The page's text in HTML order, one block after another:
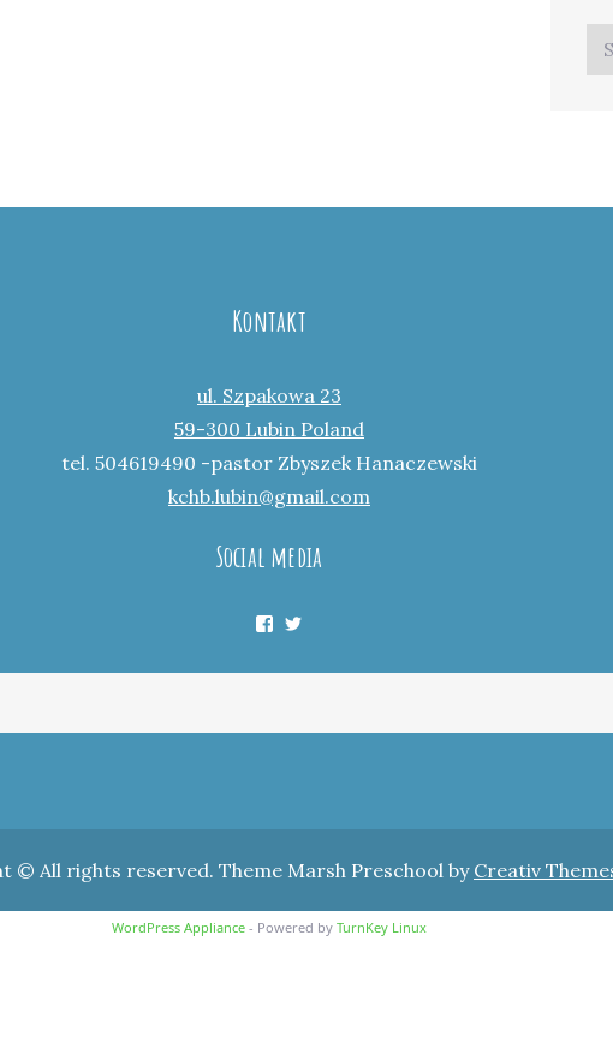
Kontakt
ul. Szpakowa 23
59-300 Lubin Poland
tel. 504619490 -pastor Zbyszek Hanaczewski
kchb.lubin@gmail.com
Social media
Facebook
© All rights reserved. Theme Marsh Preschool by Creativ
WordPress Appliance - Powered by TurnKey Linux